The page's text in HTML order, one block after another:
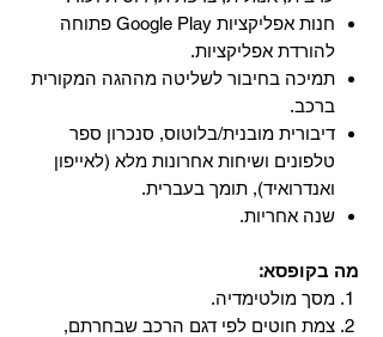
‏חנות אפליקציות Google Play פתוחה
להורדת אפליקציות.
‏תמיכה בחיבור לשליטה מההגה המקורית
ברכב.
‏דיבורית מובנית/בלוטוס, ‏סנכרון ספר
טלפונים ושיחות אחרונות מלא (לאייפון
ואנדרואיד), תומך בעברית.
שנה אחריות.
מה בקופסא:
מסך מולטימדיה.
צמת חוטים לפי דגם הרכב שבחרתם,